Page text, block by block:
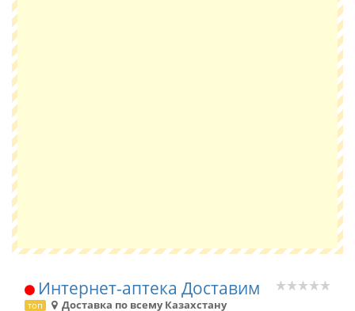
Интернет-аптека Доставим
топ Доставка по всему Казахстану